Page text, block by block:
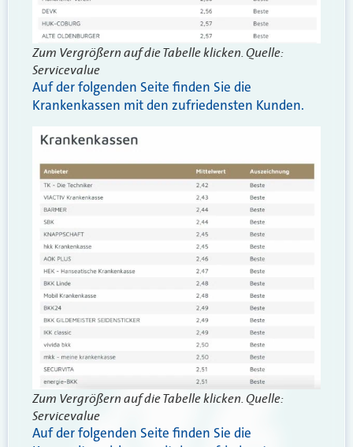
Zum Vergrößern auf die Tabelle klicken. Quelle:
Servicevalue
Auf der folgenden Seite finden Sie die
Krankenkassen mit den zufriedensten Kunden.
Zum Vergrößern auf die Tabelle klicken. Quelle:
Servicevalue
Auf der folgenden Seite finden Sie die